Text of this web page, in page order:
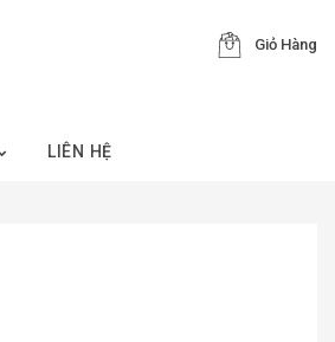
Giỏ Hàng
LIÊN HỆ